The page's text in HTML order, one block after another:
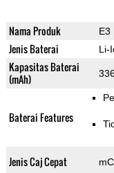
Nama Produk E3
Jenis Baterai Li-
Kapasitas Baterai
(mAh)
Baterai Features
Jenis Caj Cepat